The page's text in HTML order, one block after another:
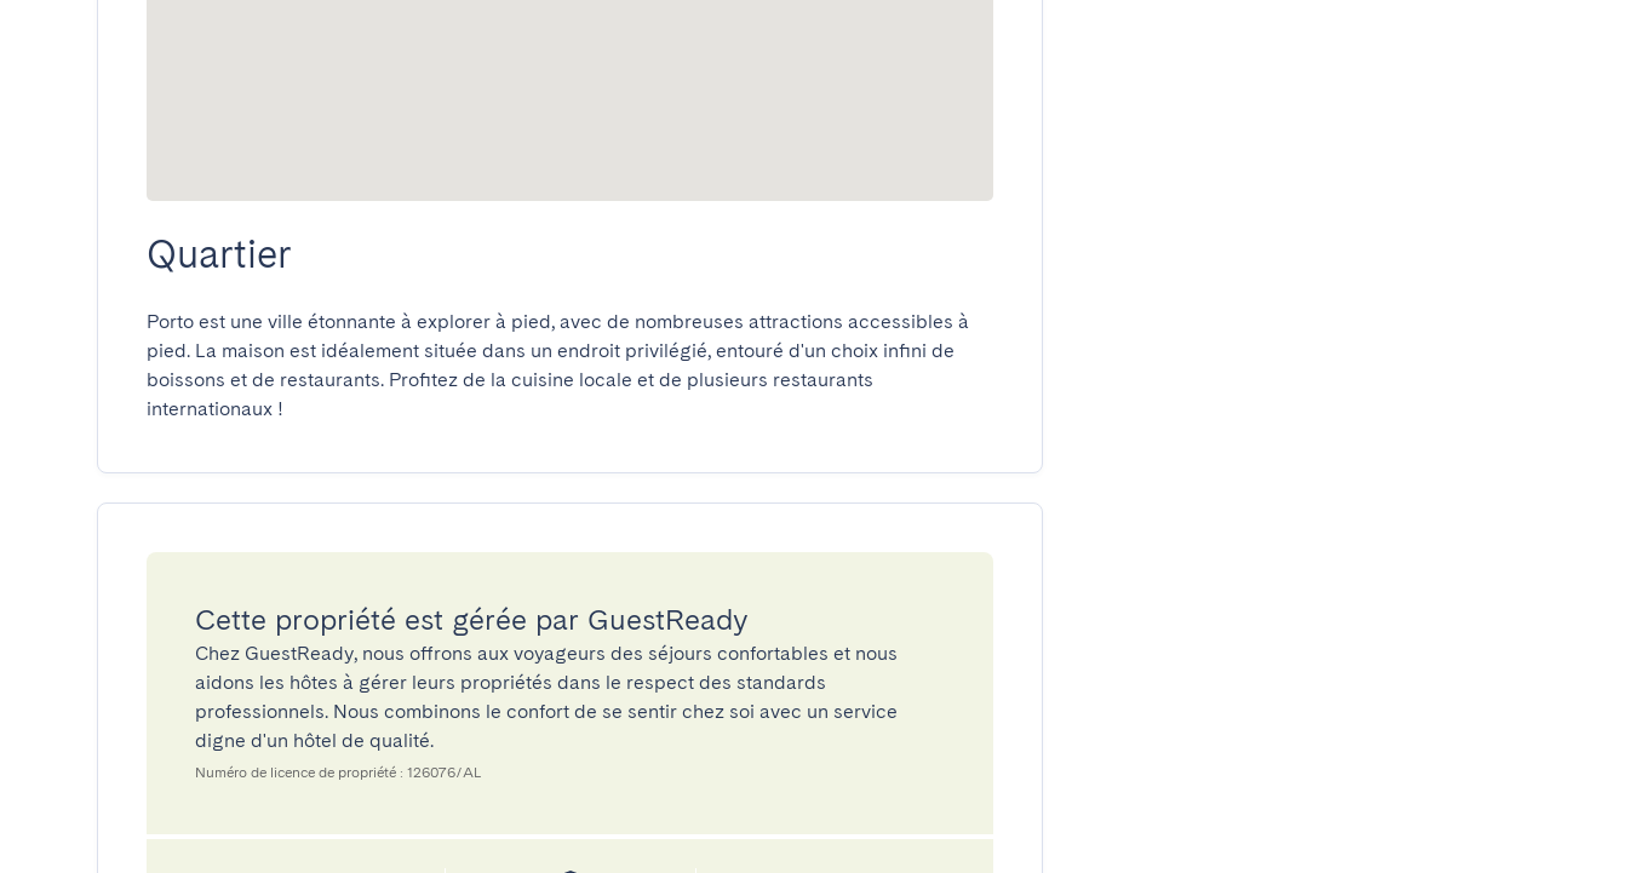
Quartier
Porto est une ville étonnante à explorer à pied, avec de nombreuses attractions accessibles à
pied. La maison est idéalement située dans un endroit privilégié, entouré d'un choix infini de
boissons et de restaurants. Profitez de la cuisine locale et de plusieurs restaurants
internationaux !
Cette propriété est gérée par GuestReady
Chez GuestReady, nous offrons aux voyageurs des séjours confortables et nous
aidons les hôtes à gérer leurs propriétés dans le respect des standards
professionnels. Nous combinons le confort de se sentir chez soi avec un service
digne d'un hôtel de qualité.
Numéro de licence de propriété : 126076/AL